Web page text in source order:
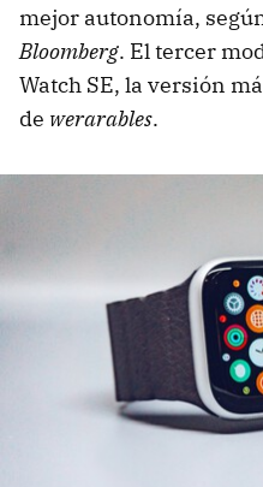
mejor autonomía,
Bloomberg. El tercer
Watch SE, la versión
de werarables.